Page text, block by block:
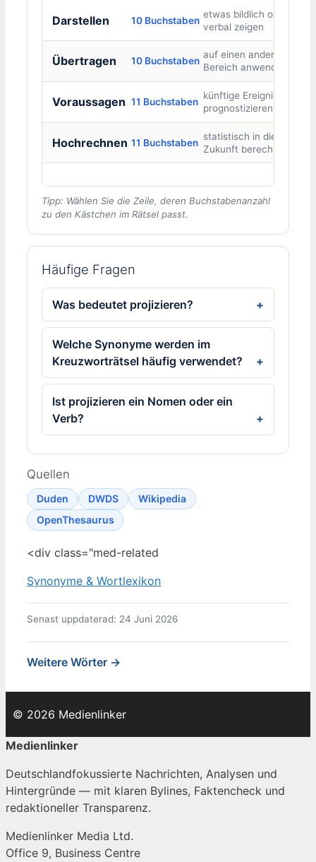
Darstellen 10 Buchstaben
etwas bildlich oder
verbal zeigen
Übertragen 10 Buchstaben
auf einen anderen
Bereich anwenden
Voraussagen 11 Buchstaben
künftige Ereignisse
prognostizieren
Hochrechnen 11 Buchstaben
statistisch in die
Zukunft berechnen
Tipp: Wählen Sie die Zeile, deren Buchstabenanzahl
zu den Kästchen im Rätsel passt.
Häufige Fragen
Was bedeutet projizieren?
Welche Synonyme werden im
Kreuzworträtsel häufig verwendet?
Ist projizieren ein Nomen oder ein
Verb?
Quellen
Duden DWDS
Wikipedia
OpenThesaurus
<div class="med-related
Synonyme & Wortlexikon
Senast uppdaterad: 24 Juni 2026
Weitere Wörter →
© 2026 Medienlinker
Medienlinker
Deutschlandfokussierte Nachrichten, Analysen und
Hintergründe — mit klaren Bylines, Faktencheck und
redaktioneller Transparenz.
Medienlinker Media Ltd.
Office 9, Business Centre